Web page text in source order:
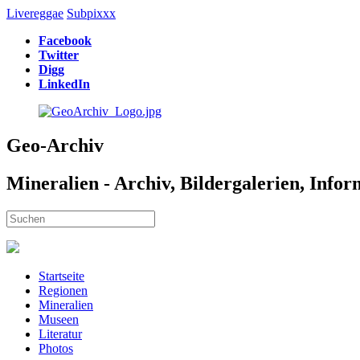
Livereggae Subpixxx
Facebook
Twitter
Digg
LinkedIn
Geo-Archiv
Mineralien - Archiv, Bildergalerien,
Startseite
Regionen
Mineralien
Museen
Literatur
Photos